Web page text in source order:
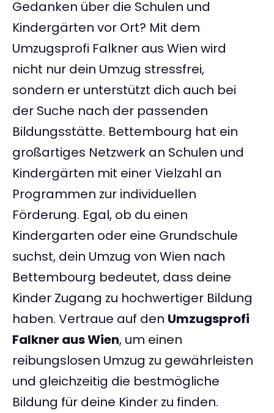
Gedanken über die Schulen und
Kindergärten vor Ort? Mit dem
Umzugsprofi Falkner aus Wien wird
nicht nur dein Umzug stressfrei,
sondern er unterstützt dich auch bei
der Suche nach der passenden
Bildungsstätte. Bettembourg hat ein
großartiges Netzwerk an Schulen und
Kindergärten mit einer Vielzahl an
Programmen zur individuellen
Förderung. Egal, ob du einen
Kindergarten oder eine Grundschule
suchst, dein Umzug von Wien nach
Bettembourg bedeutet, dass deine
Kinder Zugang zu hochwertiger Bildung
haben. Vertraue auf den Umzugsprofi
Falkner aus Wien, um einen
reibungslosen Umzug zu gewährleisten
und gleichzeitig die bestmögliche
Bildung für deine Kinder zu finden.